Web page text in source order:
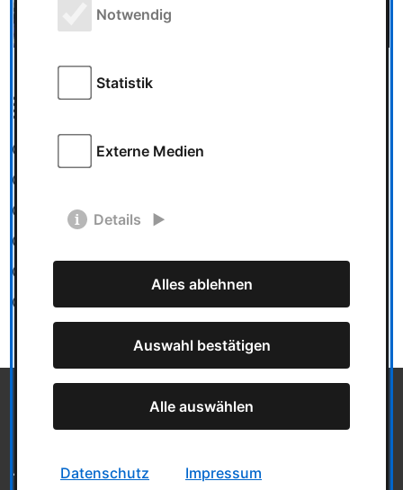
Kategorien
Spieletests
Messe und Veranstaltungen
Team
Informationen
Mediadaten
Notwendig
Statistik
Externe Medien
Details
Alles ablehnen
Auswahl bestätigen
Alle auswählen
Datenschutz Impressum